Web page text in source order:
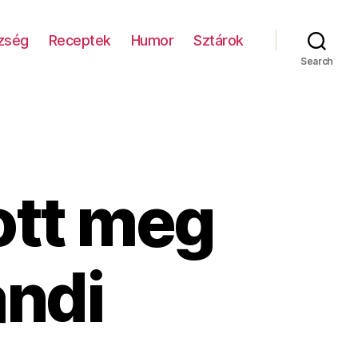
Receptek Humor Sztárok
Search
meg